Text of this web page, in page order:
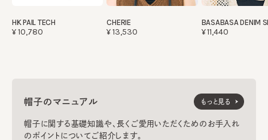
HK PAIL TECH
¥10,780
CHERIE
¥13,530
BASABASA DENIM
¥11,440
帽子のマニュアル
帽子に関する基礎知識や、長くご愛用いただくためのお手入れ
のポイントについてご紹介します。
もっと見る